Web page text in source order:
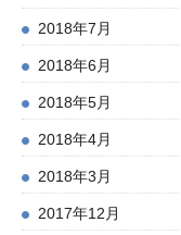
2018年7月
2018年6月
2018年5月
2018年4月
2018年3月
2017年12月